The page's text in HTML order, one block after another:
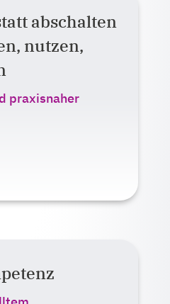
abschalten
nutzen,
praxisnaher
einen Blick:
Lernformat:
Präsenz)
einen Blick: